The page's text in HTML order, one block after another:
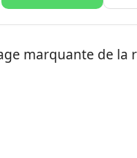
marquante de la